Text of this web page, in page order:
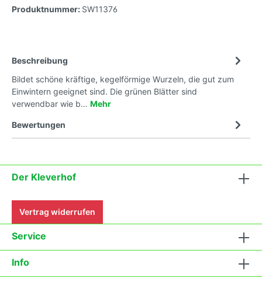
Produktnummer: SW11376
Beschreibung
Bildet schöne kräftige, kegelförmige Wurzeln, die gut zum
Einwintern geeignet sind. Die grünen Blätter sind
verwendbar wie b… Mehr
Bewertungen
Der Kleverhof
Vertrag widerrufen
Service
Info